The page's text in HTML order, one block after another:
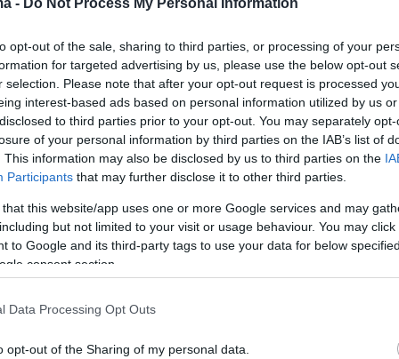
opt-out of the sale, sharing to third parties, or processing of your
for targeted advertising by us, please use the below opt-out
selection. Please note that after your opt-out request is processed
interest-based ads based on personal information utilized by us
to third parties prior to your opt-out. You may separately
of your personal information by third parties on the IAB’s list of
This information may also be disclosed by us to third parties on the
Participants that may further disclose it to other third parties.
this website/app uses one or more Google services and may
but not limited to your visit or usage behaviour. You may
to Google and its third-party tags to use your data for below
consent section.
Data Processing Opt Outs
opt-out of the Sharing of my personal data.
συνεργάτης του πρωθυπουργού, Γρηγόρης
διευθυντής του γραφείου Τύπου της ΝΔ,
η πρώην πρόεδρος της ΕΙΝΑΠ, Ματίνα
Άδωνι Γεωργιάδη
του τί έγινε προ ολίγου στο ΟΑΚΑ στην
τα 13 χρόνια της@omadaalithias….
όσοι δεν μπορούσατε να είστε και και για
θα θέλατε να μη υπάρχει ψυχή σε λίγο…
F7eDtOAIfE